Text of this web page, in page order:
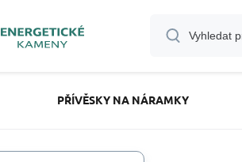
PŘÍVĚSKY NA NÁRAMKY